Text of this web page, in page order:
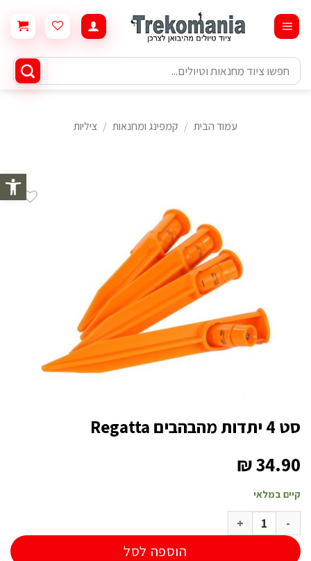
פתח
content
חיפוש
עבור:
עמוד הבית / קמפינג ומחנאות / ציליות
סט 4 יתדות מהבהבים Regatta
₪34.90
קיים במלאי
כמות של סט 4 יתדות מהבהבים Regatta
הוספה לסל